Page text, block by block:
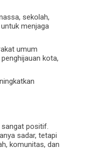
sekolah,
menjaga
umum
kota,
sangat positif.
sadar, tetapi
komunitas, dan